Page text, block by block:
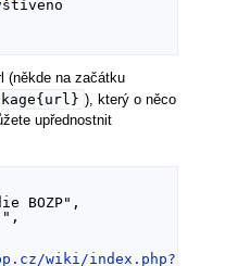
(někde na začátku
), který o něco
upřednostnit
wiki/index.php?